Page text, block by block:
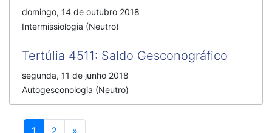
domingo, 14 de outubro 2018
Intermissiologia (Neutro)
Tertúlia 4511: Saldo Gesconográfico
segunda, 11 de junho 2018
Autogesconologia (Neutro)
1 2 »